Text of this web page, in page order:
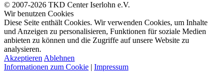
© 2007-2026 TKD Center Iserlohn e.V.
Wir benutzen Cookies
Diese Seite enthält Cookies. Wir verwenden Cookies, um Inhalte
und Anzeigen zu personalisieren, Funktionen für soziale Medien
anbieten zu können und die Zugriffe auf unsere Website zu
analysieren.
Akzeptieren Ablehnen
Informationen zum Cookie | Impressum